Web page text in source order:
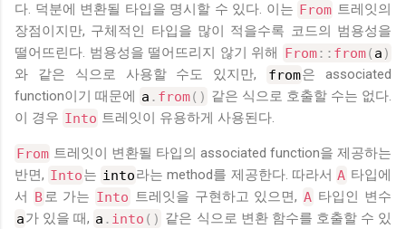
다. 덕분에 변환될 타입을 명시할 수 있다. 이는 From 트레잇의
장점이지만, 구체적인 타입을 많이 적을수록 코드의 범용성을
떨어뜨린다. 범용성을 떨어뜨리지 않기 위해 From:: from( a )
와 같은 식으로 사용할 수도 있지만,
from은 associated
function이기 때문에 a . from( ) 같은 식으로 호출할 수는 없다.
이 경우 Into 트레잇이 유용하게 사용된다.
From 트레잇이 변환될 타입의 associated function을 제공하는
반면, Into는 into라는 method를 제공한다. 따라서 A 타입에
서 B로 가는 Into 트레잇을 구현하고 있으면, A 타입인 변수
a가 있을 때, a . into ( ) 같은 식으로 변환 함수를 호출할 수 있